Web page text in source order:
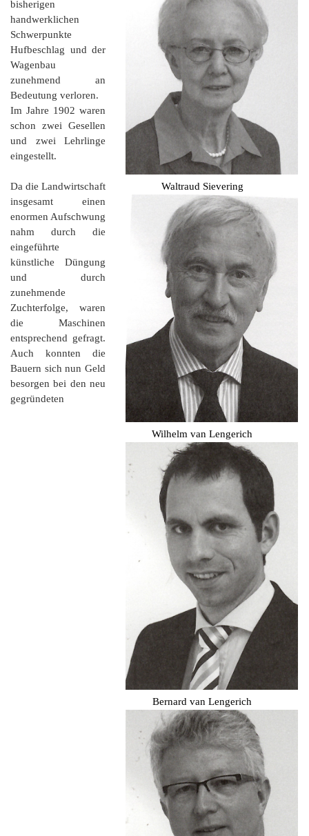
Waltraud Sievering
Wilhelm van Lengerich
Bernard van Lengerich
bisherigen
handwerklichen
Schwerpunkte
Hufbeschlag und der
Wagenbau
zunehmend an
Bedeutung verloren.
Im Jahre 1902 waren
schon zwei Gesellen
und zwei Lehrlinge
eingestellt.
Da die Landwirtschaft
insgesamt einen
enormen Aufschwung
nahm durch die
eingeführte
künstliche Düngung
und durch
zunehmende
Zuchterfolge, waren
die Maschinen
entsprechend gefragt.
Auch konnten die
Bauern sich nun Geld
besorgen bei den neu
gegründeten